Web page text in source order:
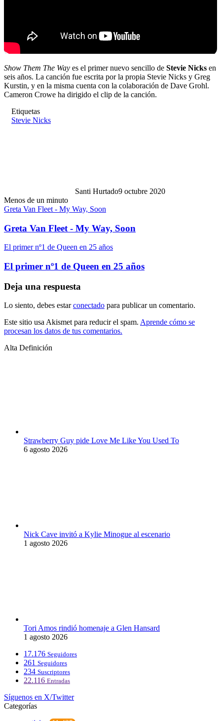
Show Them The Way es el primer nuevo sencillo de Stevie Nicks en
seis años. La canción fue escrita por la propia Stevie Nicks y Greg
Kurstin, y en la misma cuenta con la colaboración de Dave Grohl.
Cameron Crowe ha dirigido el clip de la canción.
Etiquetas
Stevie Nicks
Santi Hurtado9 octubre 2020
Menos de un minuto
Greta Van Fleet - My Way, Soon
Greta Van Fleet - My Way, Soon
El primer nº1 de Queen en 25 años
El primer nº1 de Queen en 25 años
Deja una respuesta
Lo siento, debes estarconectado para publicar un comentario.
Este sitio usa Akismet para reducir el spam. Aprende cómo se
procesan los datos de tus comentarios.
Alta Definición
Strawberry Guy pide Love Me Like You Used To
6 agosto 2026
Nick Cave invitó a Kylie Minogue al escenario
1 agosto 2026
Tori Amos rindió homenaje a Glen Hansard
1 agosto 2026
17.176 Seguidores
261 Seguidores
234 Suscriptores
22.116 Entradas
Síguenos en X/Twitter
Categorías